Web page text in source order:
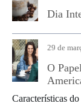
Dia
O
29 de
Características do